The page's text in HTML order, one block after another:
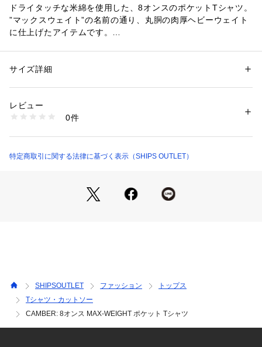
ドライタッチな米綿を使用した、8オンスのポケットTシャツ。
”マックスウェイト”の名前の通り、丸胴の肉厚ヘビーウェイト
に仕上げたアイテムです。
「キャンバー」。1948年に生地工場としてスタートしたファ
クトリーで、学生スポーツチームや、体育協会等からのボディ
DE IN USAを貫いている数少ないカットソーブランドです。
【ホワイト/ブラック/グリーン】綿100%、 【ライトグレー】
綿99%、 ポリエステル1%
性別：メンズ
素材：【ホワイト/ブラック/グリーン】綿100%、 【ライトグレー】綿9
生産国：アメリカ
1090800005181
サイズ詳細
レビュー
0件
特定商取引に関する法律に基づく表示（SHIPS OUTLET）
SHIPSOUTLET ファッション
トップス
Tシャツ・カットソー
CAMBER: 8オンス MAX-WEIGHT ポケット Tシャツ